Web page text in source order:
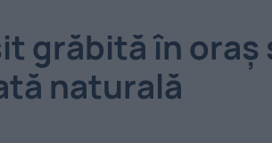
grăbită în
naturală